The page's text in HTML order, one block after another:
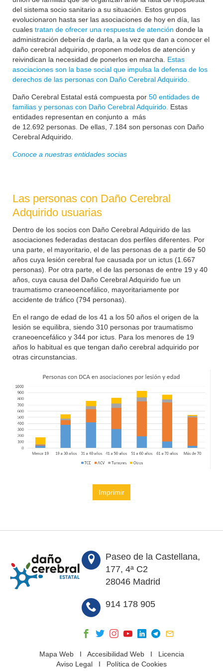
del sistema socio sanitario a su situación. Estos grupos
evolucionaron hasta ser las asociaciones de hoy en día, las
cuales tratan de ofrecer una respuesta de atención donde la
administración debería de darla, a la vez que dan a conocer el
daño cerebral adquirido, proponen modelos de atención y
reivindican la necesidad de ponerlos en marcha. Estas
asociaciones son la base social que impulsa la defensa de los
derechos de las personas con Daño Cerebral Adquirido.
Daño Cerebral Estatal está compuesta por 50 entidades de
familias y personas con Daño Cerebral Adquirido. Estas
entidades representan en conjunto a más
de 12.692 personas. De ellas, 7.184 son personas con Daño
Cerebral Adquirido.
Conoce a nuestras entidades socias
Las personas con Daño Cerebral
Adquirido usuarias
Dentro de los socios con Daño Cerebral Adquirido de las
asociaciones federadas destacan dos perfiles diferentes. Por
una parte, el mayoritario, el de las personas de a partir de 50
años cuya lesión cerebral fue causada por un ictus (1.667
personas). Por otra parte, el de las personas de entre 19 y 40
años, cuya causa del Daño Cerebral Adquirido fue un
traumatismo craneoencefálico, mayoritariamente por
accidente de tráfico (794 personas).
En el rango de edad de los 41 a los 50 años el origen de la
lesión se equilibra, siendo 310 personas por traumatismo
craneoencefálico y 344 por ictus. Para los menores de 19
años lo habitual es que tengan daño cerebral adquirido por
otras circunstancias.
Imprimir
Paseo de la Castellana,
177, 4ª C2
28046 Madrid
914 178 905
Mapa WebI Accesibilidad WebI Licencia
Aviso Legal I Política de Cookies